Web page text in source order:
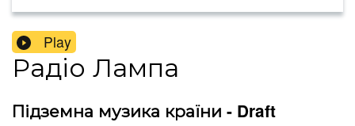
Play
Радіо Лампа
Підземна музика країни - Draft